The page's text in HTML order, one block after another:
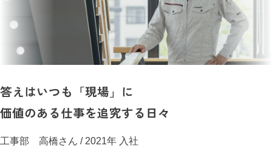
答えはいつも「現場」に
価値のある仕事を追究する日々
工事部 高橋さん / 2021年 入社